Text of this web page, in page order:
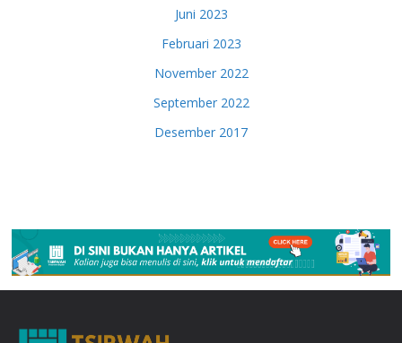
Juni 2023
Februari 2023
November 2022
September 2022
Desember 2017